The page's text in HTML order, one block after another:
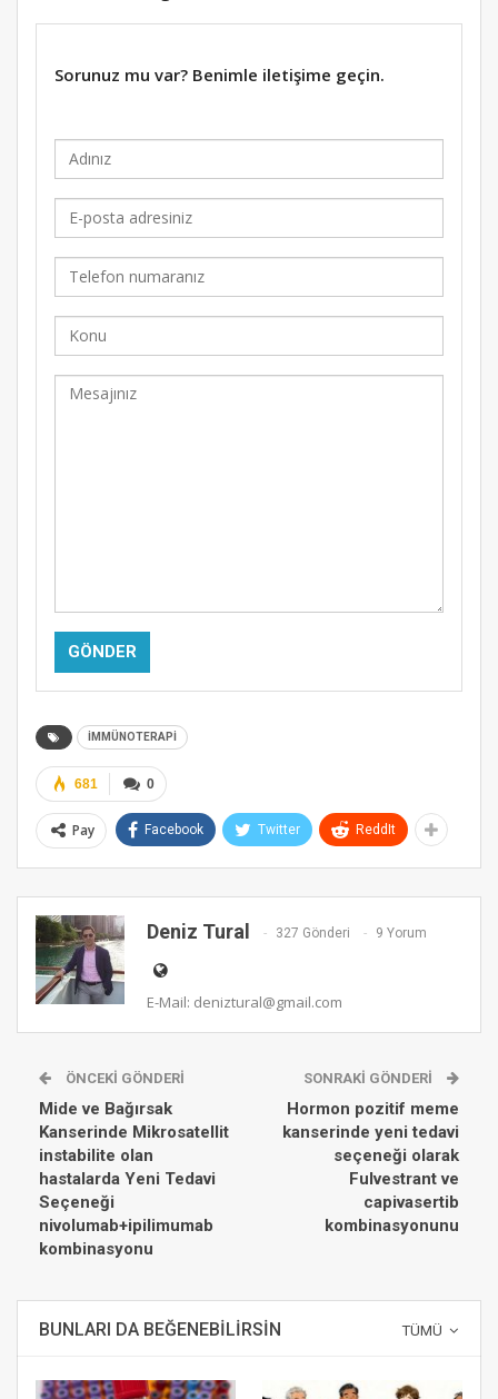
Sorunuz mu var? Benimle iletişime geçin.
Alternative:
İMMÜNOTERAPİ
0
681
Pay Facebook Twitter ReddIt
Deniz Tural 327 Gönderi 9 Yorum
E-Mail: deniztural@gmail.com
ÖNCEKI GÖNDERI
Mide ve Bağırsak
Kanserinde Mikrosatellit
instabilite olan
hastalarda Yeni Tedavi
Seçeneği
nivolumab+ipilimumab
kombinasyonu
SONRAKI GÖNDERI
Hormon pozitif meme
kanserinde yeni tedavi
seçeneği olarak
Fulvestrant ve
capivasertib
kombinasyonunu
TÜMÜ
BUNLARI DA BEĞENEBILIRSIN